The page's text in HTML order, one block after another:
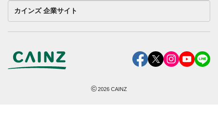
カインズ 企業サイト
©2026 CAINZ